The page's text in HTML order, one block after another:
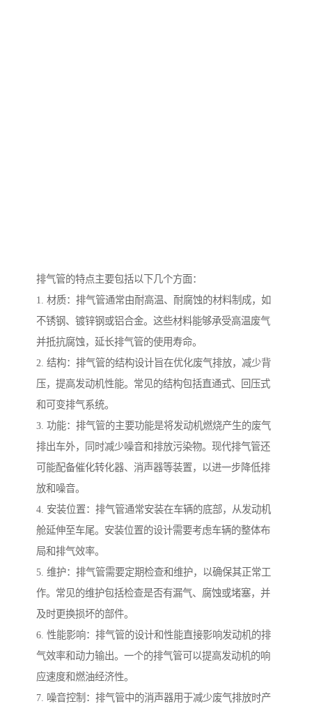
排气管的特点主要包括以下几个方面：
1. 材质：排气管通常由耐高温、耐腐蚀的材料制成，如
不锈钢、镀锌钢或铝合金。这些材料能够承受高温废气
并抵抗腐蚀，延长排气管的使用寿命。
2. 结构：排气管的结构设计旨在优化废气排放，减少背
压，提高发动机性能。常见的结构包括直通式、回压式
和可变排气系统。
3. 功能：排气管的主要功能是将发动机燃烧产生的废气
排出车外，同时减少噪音和排放污染物。现代排气管还
可能配备催化转化器、消声器等装置，以进一步降低排
放和噪音。
4. 安装位置：排气管通常安装在车辆的底部，从发动机
舱延伸至车尾。安装位置的设计需要考虑车辆的整体布
局和排气效率。
5. 维护：排气管需要定期检查和维护，以确保其正常工
作。常见的维护包括检查是否有漏气、腐蚀或堵塞，并
及时更换损坏的部件。
6. 性能影响：排气管的设计和性能直接影响发动机的排
气效率和动力输出。一个的排气管可以提高发动机的响
应速度和燃油经济性。
7. 噪音控制：排气管中的消声器用于减少废气排放时产